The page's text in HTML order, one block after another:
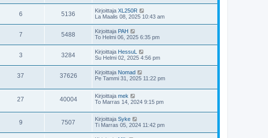
6 5136 Kirjoittaja XL250R
La Maalis 08, 2025 10:43 am
7 5488 Kirjoittaja PAH
To Helmi 06, 2025 6:35 pm
3 3284 Kirjoittaja HessuL
Su Helmi 02, 2025 4:56 pm
37 37626 Kirjoittaja Nomad
Pe Tammi 31, 2025 11:22 pm
27 40004 Kirjoittaja mek
To Marras 14, 2024 9:15 pm
9 7507 Kirjoittaja Syke
Ti Marras 05, 2024 11:42 pm